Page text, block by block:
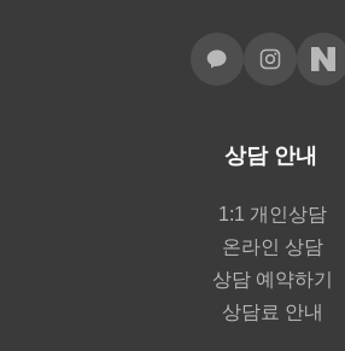
상담 안내
1:1 개인상담
온라인 상담
상담 예약하기
상담료 안내